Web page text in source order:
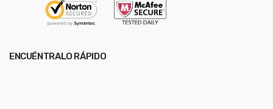
ENCUÉNTRALO RÁPIDO